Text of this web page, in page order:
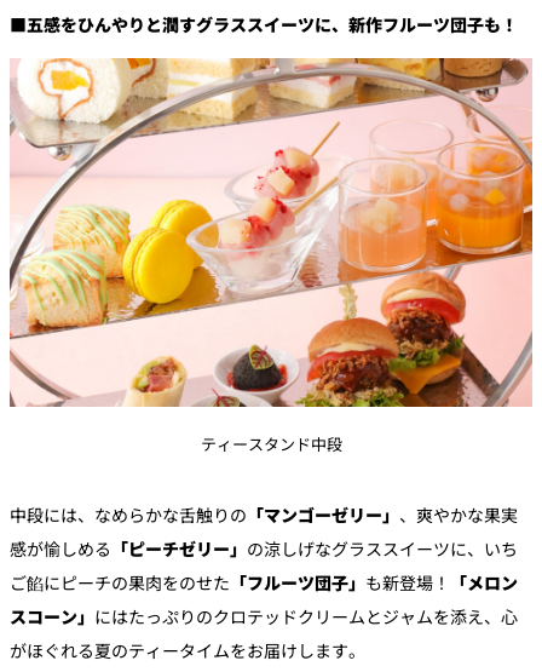
■五感をひんやりと潤すグラススイーツに、新作フルーツ団子も！
ティースタンド中段
中段には、なめらかな舌触りの 「マンゴーゼリー」 、爽やかな果実
感が愉しめる 「ピーチゼリー」 の涼しげなグラススイーツに、いち
ご餡にピーチの果肉をのせた 「フルーツ団子」 も新登場！
「メロン
スコーン」 にはたっぷりのクロテッドクリームとジャムを添え、心
がほぐれる夏のティータイムをお届けします。